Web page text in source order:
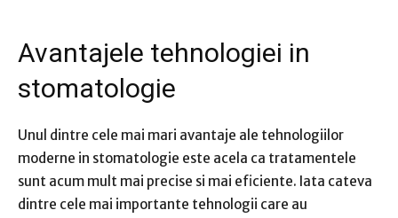
Avantajele tehnologiei in
stomatologie
Unul dintre cele mai mari avantaje ale tehnologiilor
moderne in stomatologie este acela ca tratamentele
sunt acum mult mai precise si mai eficiente. Iata cateva
dintre cele mai importante tehnologii care au